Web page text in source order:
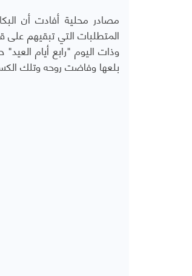
مصادر محلية أفادت أن
المتطلبات التي تبقيهم
وذات اليوم "رابع أيام
بلعها وفاضت روحه وتلك